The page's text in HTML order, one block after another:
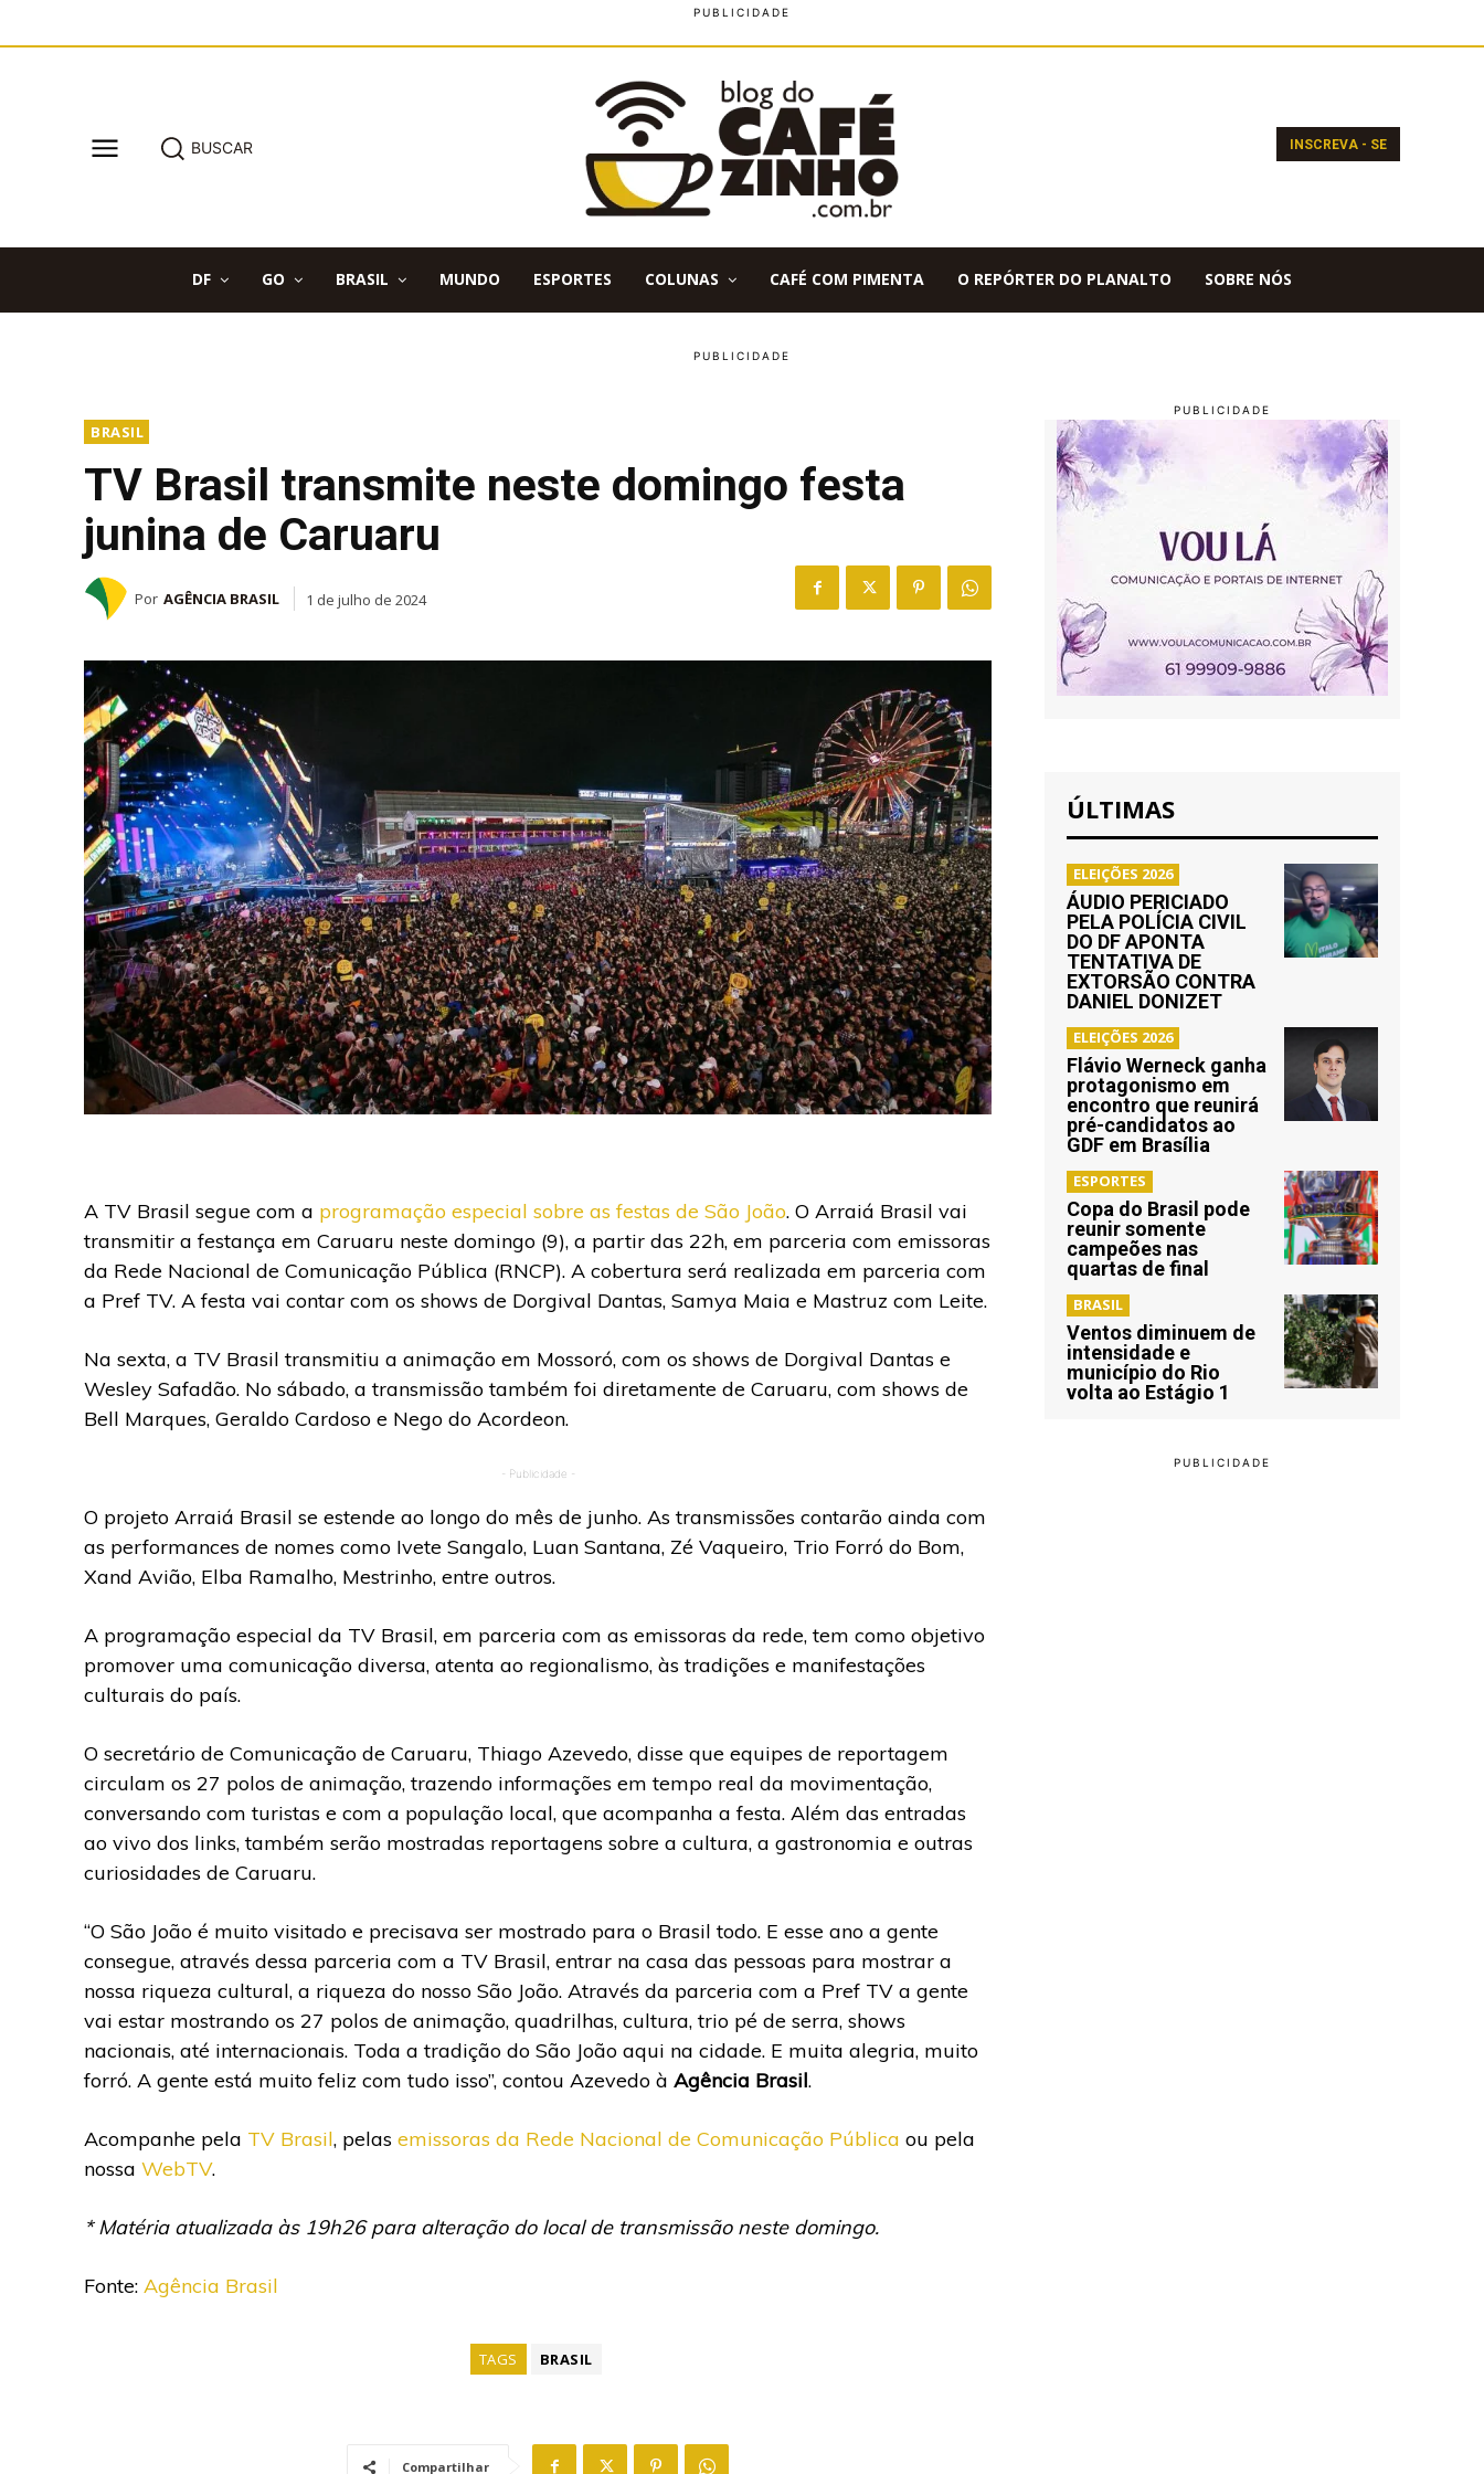
BUSCAR INSCREVA - SE
DF GO BRASIL MUNDO ESPORTES COLUNAS CAFÉ COM PIMENTA O REPÓRTER DO PLANALTO SOBRE NÓS
BRASIL
TV Brasil transmite neste domingo festa
junina de Caruaru
Por AGÊNCIA BRASIL 1 de julho de 2024
A TV Brasil segue com a programação especial sobre as festas de São João. O Arraiá Brasil vai
transmitir a festança em Caruaru neste domingo (9), a partir das 22h, em parceria com emissoras
da Rede Nacional de Comunicação Pública (RNCP). A cobertura será realizada em parceria com
a Pref TV. A festa vai contar com os shows de Dorgival Dantas, Samya Maia e Mastruz com Leite.
Na sexta, a TV Brasil transmitiu a animação em Mossoró, com os shows de Dorgival Dantas e
Wesley Safadão. No sábado, a transmissão também foi diretamente de Caruaru, com shows de
Bell Marques, Geraldo Cardoso e Nego do Acordeon.
- Publicidade -
O projeto Arraiá Brasil se estende ao longo do mês de junho. As transmissões contarão ainda com
as performances de nomes como Ivete Sangalo, Luan Santana, Zé Vaqueiro, Trio Forró do Bom,
Xand Avião, Elba Ramalho, Mestrinho, entre outros.
A programação especial da TV Brasil, em parceria com as emissoras da rede, tem como objetivo
promover uma comunicação diversa, atenta ao regionalismo, às tradições e manifestações
culturais do país.
O secretário de Comunicação de Caruaru, Thiago Azevedo, disse que equipes de reportagem
circulam os 27 polos de animação, trazendo informações em tempo real da movimentação,
conversando com turistas e com a população local, que acompanha a festa. Além das entradas
ao vivo dos links, também serão mostradas reportagens sobre a cultura, a gastronomia e outras
curiosidades de Caruaru.
“O São João é muito visitado e precisava ser mostrado para o Brasil todo. E esse ano a gente
consegue, através dessa parceria com a TV Brasil, entrar na casa das pessoas para mostrar a
nossa riqueza cultural, a riqueza do nosso São João. Através da parceria com a Pref TV a gente
vai estar mostrando os 27 polos de animação, quadrilhas, cultura, trio pé de serra, shows
nacionais, até internacionais. Toda a tradição do São João aqui na cidade. E muita alegria, muito
forró. A gente está muito feliz com tudo isso”, contou Azevedo à Agência Brasil.
Acompanhe pela TV Brasil, pelas emissoras da Rede Nacional de Comunicação Pública ou pela
nossa WebTV.
* Matéria atualizada às 19h26 para alteração do local de transmissão neste domingo.
Fonte: Agência Brasil
TAGS BRASIL
Compartilhar
ÚLTIMAS
ELEIÇÕES 2026
ÁUDIO PERICIADO
PELA POLÍCIA CIVIL
DO DF APONTA
TENTATIVA DE
EXTORSÃO CONTRA
DANIEL DONIZET
ELEIÇÕES 2026
Flávio Werneck ganha
protagonismo em
encontro que reunirá
pré-candidatos ao
GDF em Brasília
ESPORTES
Copa do Brasil pode
reunir somente
campeões nas
quartas de final
BRASIL
Ventos diminuem de
intensidade e
município do Rio
volta ao Estágio 1